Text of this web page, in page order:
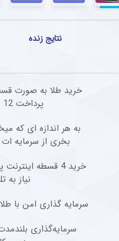
پرسپولیس در مسابقات پیش فصل شکستی
گابنی از لیست بازیکنان استقلال به خاطر محدودیت
هافبک گابنی فصل گذشته تیم فوتبال
کادرفنی پرسپولیس بدون حضور
که تیم فوتبال پرسپولیس در حالی
فصل گذشته آریو اسلامشهر به چادرملو
چپ ۲۴ ساله سابق آریو اسلامشهر، را با قراردادی سه ساله جذب کرد.
نتایج زنده
خرید طلا به صورت
پرداخت 12 ماهه )
به هر اندازه ای که
بخری از سرمایه
خرید 4 قسطه اینترنت پیشگامان
نیاز به
سرمایه گذاری امن با
سرمایه‌گذاری